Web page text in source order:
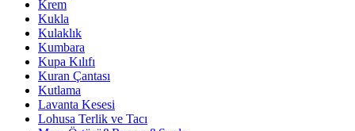
Krem
Kukla
Kulaklık
Kumbara
Kupa Kılıfı
Kuran Çantası
Kutlama
Lavanta Kesesi
Lohusa Terlik ve Tacı